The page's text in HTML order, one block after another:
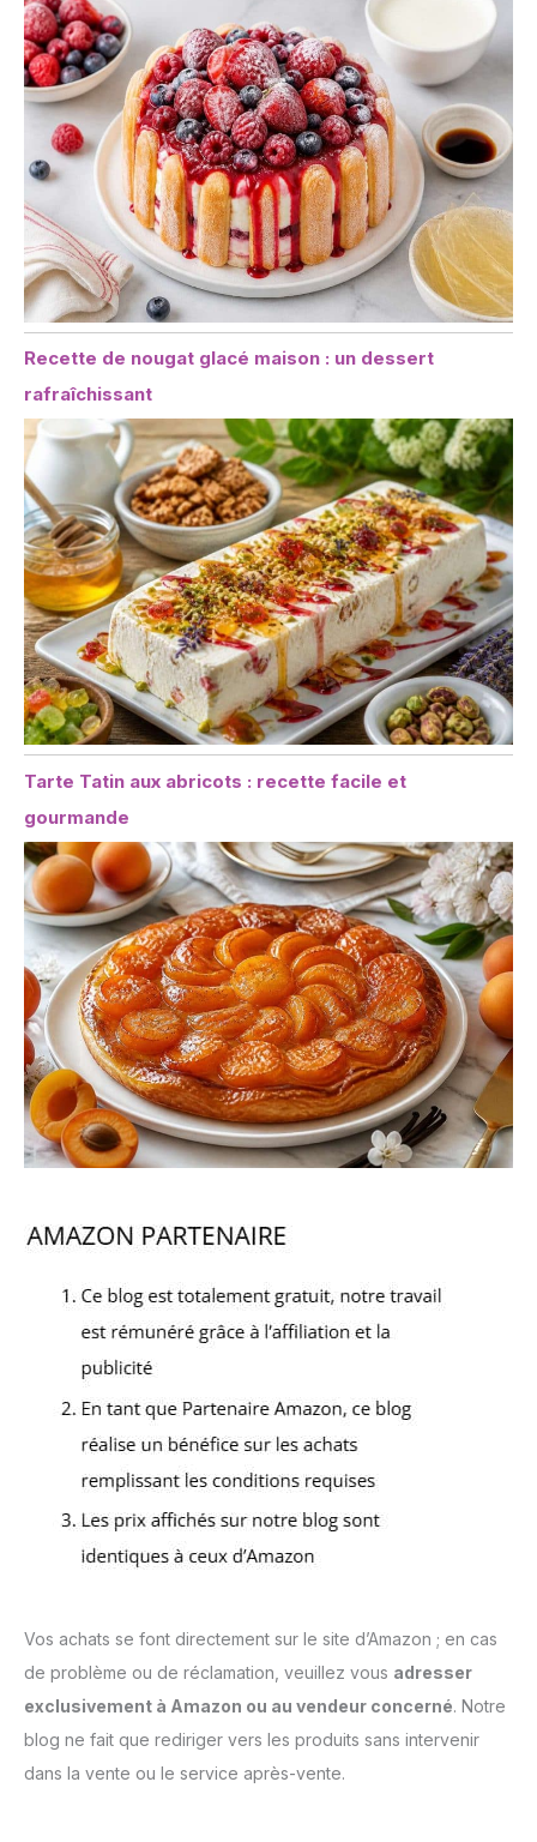
Recette de nougat glacé maison : un dessert
rafraîchissant
Tarte Tatin aux abricots : recette facile et
gourmande
Vos achats se font directement sur le site d’Amazon ; en cas
de problème ou de réclamation, veuillez vous adresser
exclusivement à Amazon ou au vendeur concerné. Notre
blog ne fait que rediriger vers les produits sans intervenir
dans la vente ou le service après-vente.